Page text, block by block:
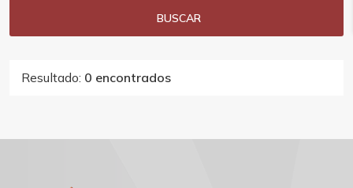
BUSCAR
Resultado: 0 encontrados